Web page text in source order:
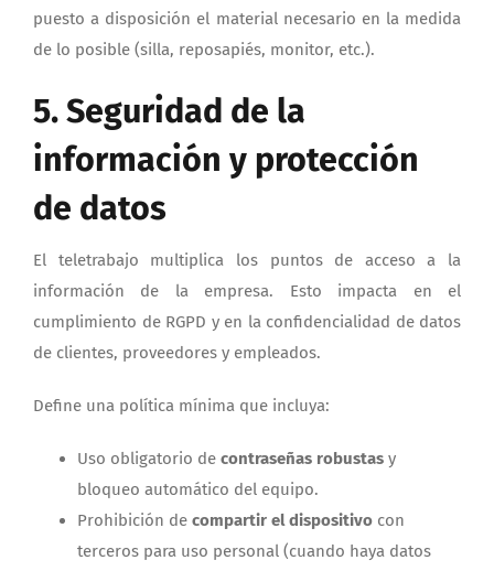
puesto a disposición el material necesario en la medida
de lo posible (silla, reposapiés, monitor, etc.).
5. Seguridad de la
información y protección
de datos
El teletrabajo multiplica los puntos de acceso a la
información de la empresa. Esto impacta en el
cumplimiento de RGPD y en la confidencialidad de datos
de clientes, proveedores y empleados.
Define una política mínima que incluya:
Uso obligatorio de contraseñas robustas y
bloqueo automático del equipo.
Prohibición de compartir el dispositivo con
terceros para uso personal (cuando haya datos